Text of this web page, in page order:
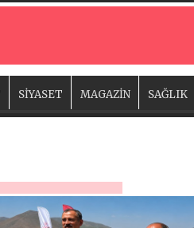
SİYASET MAGAZİN SAĞLIK